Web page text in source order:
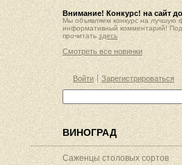
Внимание! Конкурс! на сайт
Мы объявляем конкурс на лучшую
информативный комментарий!
прочитать здесь
Смотреть все новинки
Войти Зарегистрироваться
ВИНОГРАД
Саженцы столовых сортов